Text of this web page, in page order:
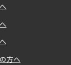
方へ